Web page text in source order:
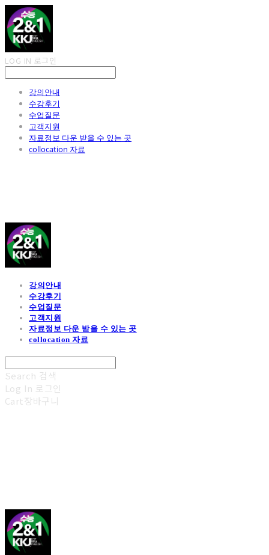
LOG IN 로그인
강의안내
수강후기
수업질문
고객지원
자료정보 다운 받을 수 있는 곳
collocation 자료
강의안내
수강후기
수업질문
고객지원
자료정보 다운 받을 수 있는 곳
collocation 자료
Search 검색
Log In 로그인
Cart장바구니